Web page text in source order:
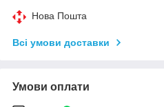
Нова Пошта
Всі умови доставки
Умови оплати